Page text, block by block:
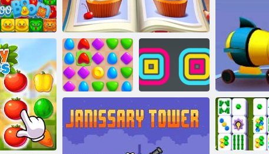
Lédús kötőjel
Rachel Holmes: Keresse meg a
különbségeket
Zumba-óceán
Állatkert
Mérkőzés Aréna
Négyszögletes
betakarító